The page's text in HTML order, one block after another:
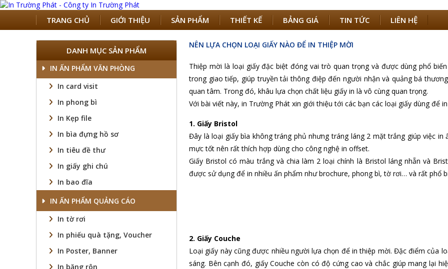
TRANG CHỦ GIỚI THIỆU SẢN PHẨM THIẾT KẾ BẢNG GIÁ TIN TỨC LIÊN HỆ
NÊN LỰA CHỌN LOẠI GIẤY NÀO ĐỂ IN THIỆP MỜI
Thiệp mời là loại giấy đặc biệt đóng vai trò quan trọng và được dùng phổ
trong giao tiếp, giúp truyền tải thông điệp đến người nhận và quảng bá
quan tâm. Trong đó, khâu lựa chọn chất liệu giấy in là vô cùng quan trọng.
Với bài viết này, in Trường Phát xin giới thiệu tới các bạn các loại giấy dùng để
1. Giấy Bristol
Đây là loại giấy bìa không tráng phủ nhưng tráng láng 2 mặt trắng giúp việc
mực tốt nên rất thích hợp dùng cho công nghệ in offset.
Giấy Bristol có màu trắng và chia làm 2 loại chính là Bristol láng nhẵn và
được sử dụng để in nhiều ấn phẩm như brochure, phong bì, tờ rơi… và rất phổ
2. Giấy Couche
Loại giấy này cũng được nhiều người lựa chọn để in thiệp mời. Đặc điểm của
sáng. Bên cạnh đó, giấy Couche còn có độ cứng cao và chắc giúp mang lại
DANH MỤC SẢN PHẨM
IN ẤN PHẨM VĂN PHÒNG
In card visit
In phong bì
In Kẹp file
In bìa đựng hồ sơ
In tiêu đề thư
In giấy ghi chú
In bao đĩa
IN ẤN PHẨM QUẢNG CÁO
In tờ rơi
In phiếu quà tặng, Voucher
In Poster, Banner
In băng rôn